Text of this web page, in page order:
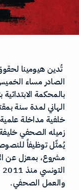
تُدين هيومينا
بالمحكمة
خلفية مداخلة
زميله الصحفي
يُمثّل توظيفاً
مشروع، بمعزل عن
والعمل الصحفي.